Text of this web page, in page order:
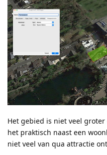
Het gebied is niet veel
het praktisch naast een
niet veel van qua attractie